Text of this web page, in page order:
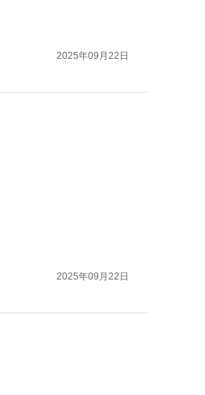
2025年09月22日
2025年09月22日